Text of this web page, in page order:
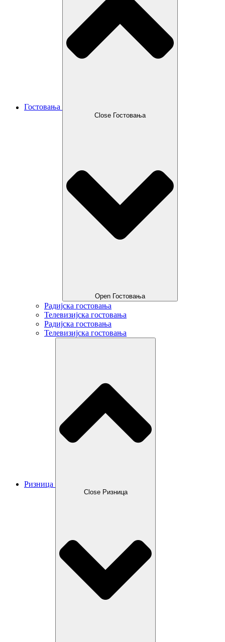
Гостовања
Close Гостовања
Open Гостовања
Радијска гостовања
Телевизијска гостовања
Радијска гостовања
Телевизијска гостовања
Ризница
Close Ризница